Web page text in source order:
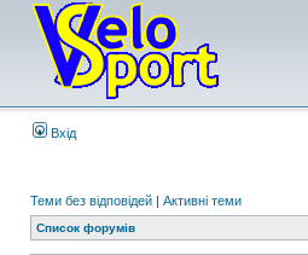
Вхід
Теми без відповідей | Активні теми
Список форумів